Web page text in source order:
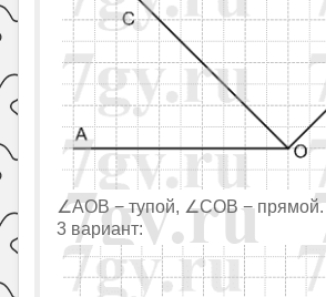
∠AOB − тупой, ∠COB − прямой.
3 вариант: